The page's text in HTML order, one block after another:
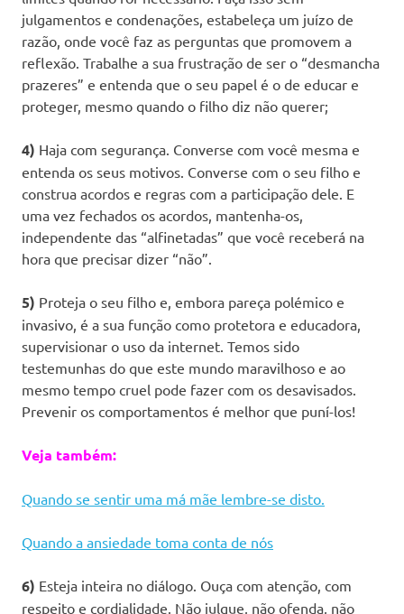
julgamentos e condenações, estabeleça um juízo de
razão, onde você faz as perguntas que promovem a
reflexão. Trabalhe a sua frustração de ser o “desmancha
prazeres” e entenda que o seu papel é o de educar e
proteger, mesmo quando o filho diz não querer;
4) Haja com segurança. Converse com você mesma e
entenda os seus motivos. Converse com o seu filho e
construa acordos e regras com a participação dele. E
uma vez fechados os acordos, mantenha-os,
independente das “alfinetadas” que você receberá na
hora que precisar dizer “não”.
5) Proteja o seu filho e, embora pareça polémico e
invasivo, é a sua função como protetora e educadora,
supervisionar o uso da internet. Temos sido
testemunhas do que este mundo maravilhoso e ao
mesmo tempo cruel pode fazer com os desavisados.
Prevenir os comportamentos é melhor que puní-los!
Veja também:
Quando se sentir uma má mãe lembre-se disto.
Quando a ansiedade toma conta de nós
6) Esteja inteira no diálogo. Ouça com atenção, com
respeito e cordialidade. Não julgue, não ofenda, não